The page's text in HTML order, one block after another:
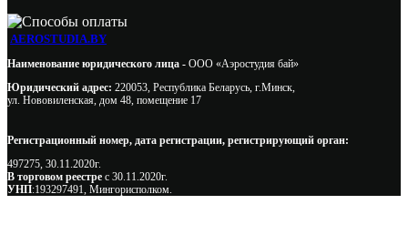
AEROSTUDIA.BY
Наименование юридического лица - ООО «Аэростудия бай»
Юридический адрес: 220053, Республика Беларусь, г.Минск,
ул. Нововиленская, дом 48, помещение 17
Регистрационный номер, дата регистрации, регистрирующий орган:
497275, 30.11.2020г.
В торговом реестре с 30.11.2020г.
УНП:193297491, Мингорисполком.